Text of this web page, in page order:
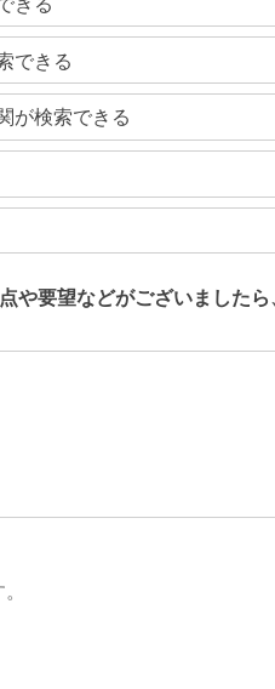
できる
が検索できる
や要望などがございました
や要望などがございましたら